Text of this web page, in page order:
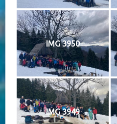
IMG 3950
IMG 3949